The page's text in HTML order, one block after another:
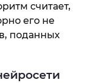
считает,
его не
поданных